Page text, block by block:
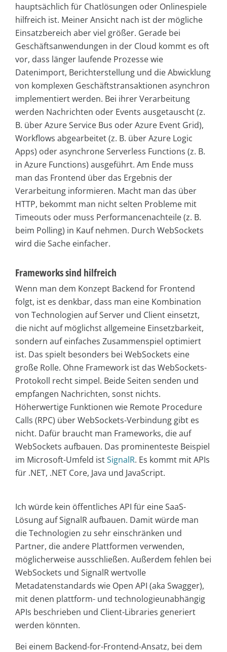
hauptsächlich für Chatlösungen oder Onlinespiele
hilfreich ist. Meiner Ansicht nach ist der mögliche
Einsatzbereich aber viel größer. Gerade bei
Geschäftsanwendungen in der Cloud kommt es oft
vor, dass länger laufende Prozesse wie
Datenimport, Berichterstellung und die Abwicklung
von komplexen Geschäftstransaktionen asynchron
implementiert werden. Bei ihrer Verarbeitung
werden Nachrichten oder Events ausgetauscht (z.
B. über Azure Service Bus oder Azure Event Grid),
Workflows abgearbeitet (z. B. über Azure Logic
Apps) oder asynchrone Serverless Functions (z. B.
in Azure Functions) ausgeführt. Am Ende muss
man das Frontend über das Ergebnis der
Verarbeitung informieren. Macht man das über
HTTP, bekommt man nicht selten Probleme mit
Timeouts oder muss Performancenachteile (z. B.
beim Polling) in Kauf nehmen. Durch WebSockets
wird die Sache einfacher.
Frameworks sind hilfreich
Wenn man dem Konzept Backend for Frontend
folgt, ist es denkbar, dass man eine Kombination
von Technologien auf Server und Client einsetzt,
die nicht auf möglichst allgemeine Einsetzbarkeit,
sondern auf einfaches Zusammenspiel optimiert
ist. Das spielt besonders bei WebSockets eine
große Rolle. Ohne Framework ist das WebSockets-
Protokoll recht simpel. Beide Seiten senden und
empfangen Nachrichten, sonst nichts.
Höherwertige Funktionen wie Remote Procedure
Calls (RPC) über WebSockets-Verbindung gibt es
nicht. Dafür braucht man Frameworks, die auf
WebSockets aufbauen. Das prominenteste Beispiel
im Microsoft-Umfeld istSignalR. Es kommt mit APIs
für .NET, .NET Core, Java und JavaScript.
Ich würde kein öffentliches API für eine SaaS-
Lösung auf SignalR aufbauen. Damit würde man
die Technologien zu sehr einschränken und
Partner, die andere Plattformen verwenden,
möglicherweise ausschließen. Außerdem fehlen bei
WebSockets und SignalR wertvolle
Metadatenstandards wie Open API (aka Swagger),
mit denen plattform- und technologieunabhängig
APIs beschrieben und Client-Libraries generiert
werden könnten.
Bei einem Backend-for-Frontend-Ansatz, bei dem